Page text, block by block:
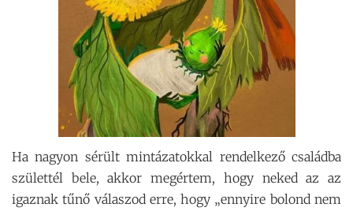
Ha nagyon sérült mintázatokkal rendelkező családba
születtél bele, akkor megértem, hogy neked az az
igaznak tűnő válaszod erre, hogy „ennyire bolond nem